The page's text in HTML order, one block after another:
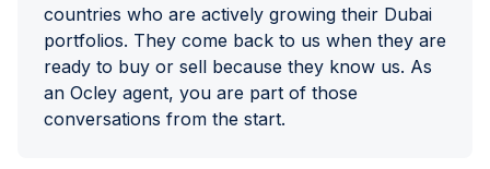
countries who are actively growing their Dubai
portfolios. They come back to us when they are
ready to buy or sell because they know us. As
an Ocley agent, you are part of those
conversations from the start.